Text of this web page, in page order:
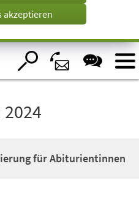
akzeptieren
für Abiturientinnen